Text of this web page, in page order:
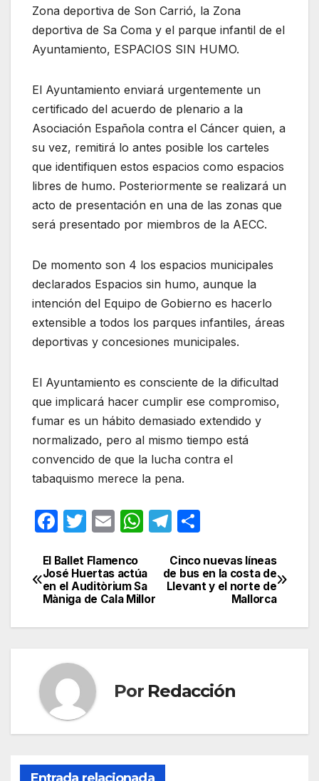
Zona deportiva de Son Carrió, la Zona
deportiva de Sa Coma y el parque infantil de el
Ayuntamiento, ESPACIOS SIN HUMO.
El Ayuntamiento enviará urgentemente un
certificado del acuerdo de plenario a la
Asociación Española contra el Cáncer quien, a
su vez, remitirá lo antes posible los carteles
que identifiquen estos espacios como espacios
libres de humo. Posteriormente se realizará un
acto de presentación en una de las zonas que
será presentado por miembros de la AECC.
De momento son 4 los espacios municipales
declarados Espacios sin humo, aunque la
intención del Equipo de Gobierno es hacerlo
extensible a todos los parques infantiles, áreas
deportivas y concesiones municipales.
El Ayuntamiento es consciente de la dificultad
que implicará hacer cumplir ese compromiso,
fumar es un hábito demasiado extendido y
normalizado, pero al mismo tiempo está
convencido de que la lucha contra el
tabaquismo merece la pena.
F
c
e
b
o
o
k
T
itt
er
E
ail
W
at
s
A
p
T
e
gr
m
m
p
tir
Navegación
de
entradas
Cinco nuevas líneas
de bus en la costa de
Llevant y el norte de
Mallorca
El Ballet Flamenco
José Huertas actúa
en el Auditòrium Sa
Màniga de Cala Millor
Por Redacción